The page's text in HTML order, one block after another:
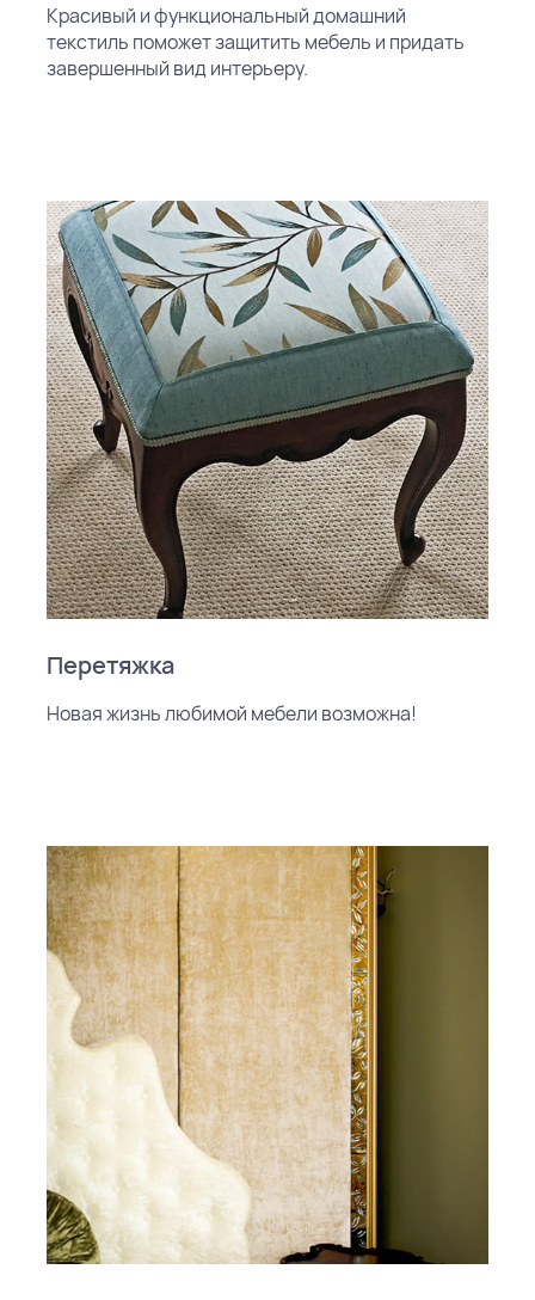
Красивый и функциональный домашний
текстиль поможет защитить мебель и придать
завершенный вид интерьеру.
Перетяжка
Новая жизнь любимой мебели возможна!